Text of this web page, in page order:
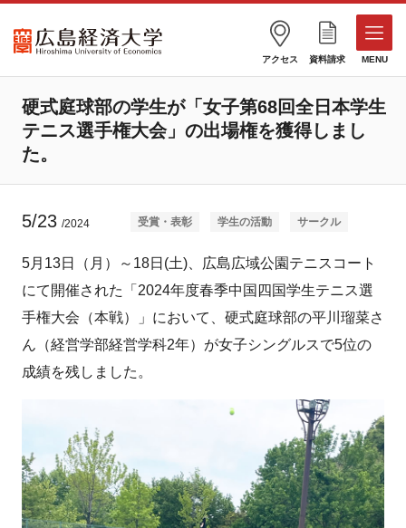
アクセス 資料請求 MENU
硬式庭球部の学生が「女子第68回全日本学生
テニス選手権大会」の出場権を獲得しまし
た。
5/23 /2024 受賞・表彰 学生の活動 サークル
5月13日（月）～18日(土)、広島広域公園テニスコート
にて開催された「2024年度春季中国四国学生テニス選
手権大会（本戦）」において、硬式庭球部の平川瑠菜さ
ん（経営学部経営学科2年）が女子シングルスで5位の
成績を残しました。